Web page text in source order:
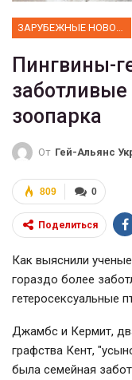
ЗАРУБЕЖНЫЕ НОВОСТИ
Пингвины-
заботливые
зоопарка
От Гей-Альянс
0
809
Поделиться
Как выяснили
гораздо более
гетеросексуальные
Джамбс и Кермит,
графства Кент,
была семейная